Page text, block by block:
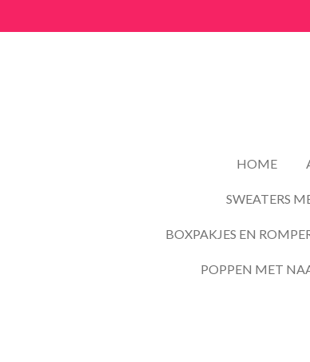
direct
HOME
SWEATERS
BOXPAKJES EN
POPPEN MET